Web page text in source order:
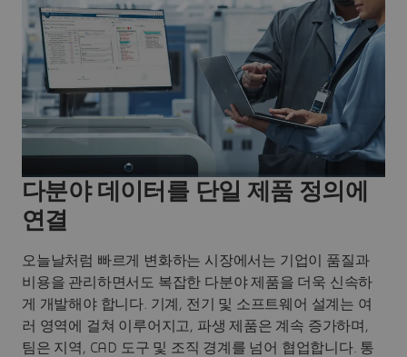
다분야 데이터를 단일 제품 정의에
연결
오늘날처럼 빠르게 변화하는 시장에서는 기업이 품질과
비용을 관리하면서도 복잡한 다분야 제품을 더욱 신속하
게 개발해야 합니다. 기계, 전기 및 소프트웨어 설계는 여
러 영역에 걸쳐 이루어지고, 파생 제품은 계속 증가하며,
팀은 지역, CAD 도구 및 조직 경계를 넘어 협업합니다. 통